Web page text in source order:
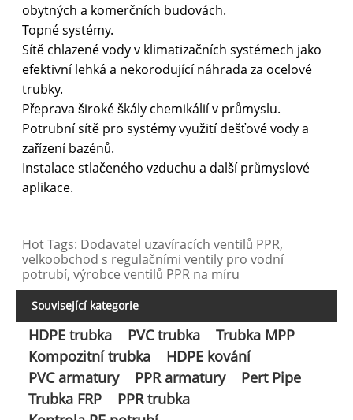
obytných a komerčních budovách.
Topné systémy.
Sítě chlazené vody v klimatizačních systémech jako
efektivní lehká a nekorodující náhrada za ocelové
trubky.
Přeprava široké škály chemikálií v průmyslu.
Potrubní sítě pro systémy využití dešťové vody a
zařízení bazénů.
Instalace stlačeného vzduchu a další průmyslové
aplikace.
Hot Tags: Dodavatel uzavíracích ventilů PPR,
velkoobchod s regulačními ventily pro vodní
potrubí, výrobce ventilů PPR na míru
Související kategorie
HDPE trubka PVC trubka
Trubka MPP
Kompozitní trubka
HDPE kování
PVC armatury
PPR armatury
Pert Pipe
Trubka FRP
PPR trubka